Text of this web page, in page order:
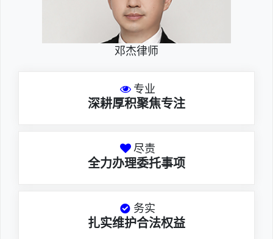
邓杰律师
专业
深耕厚积聚焦专注
尽责
全力办理委托事项
务实
扎实维护合法权益